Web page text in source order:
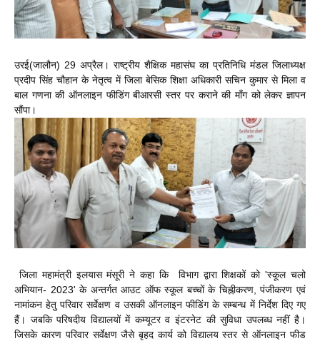
उरई(जालौन) 29 अप्रैल। राष्ट्रीय शैक्षिक महासंघ का प्रतिनिधि मंडल जिलाध्यक्ष
प्रदीप सिंह चौहान के नेतृत्व में जिला बेसिक शिक्षा अधिकारी सचिन कुमार से मिला व
बाल गणना की ऑनलाइन फीडिंग बीआरसी स्तर पर कराने की माँग को लेकर ज्ञापन
सौंपा।
जिला महामंत्री इलयास मंसूरी ने कहा कि विभाग द्वारा शिक्षकों को 'स्कूल चलो
अभियान- 2023' के अन्तर्गत आउट ऑफ स्कूल बच्चों के चिह्नीकरण, पंजीकरण एवं
नामांकन हेतु परिवार सर्वेक्षण व उसकी ऑनलाइन फीडिंग के सम्बन्ध में निर्देश दिए गए
हैं। जबकि परिषदीय विद्यालयों में कम्यूटर व इंटरनेट की सुविधा उपलब्ध नहीं है।
जिसके कारण परिवार सर्वेक्षण जैसे बृहद कार्य को विद्यालय स्तर से ऑनलाइन फीड